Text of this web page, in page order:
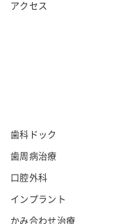
アクセス
歯科ドック
歯周病治療
口腔外科
インプラント
かみ合わせ治療